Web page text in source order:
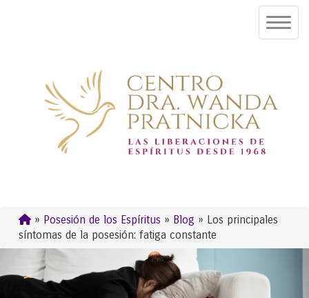
» Posesión de los Espíritus » Blog » Los principales
síntomas de la posesión: fatiga constante